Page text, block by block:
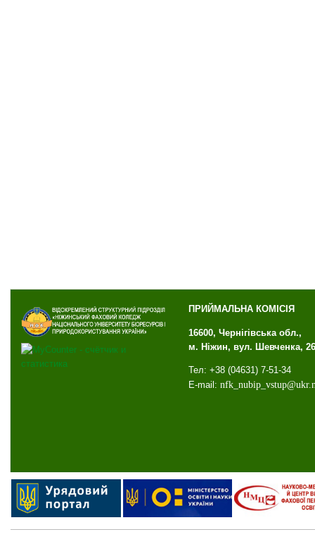
ПРИЙМАЛЬНА КОМІСІЯ
16600, Чернігівська обл.,
м. Ніжин, вул. Шевченка, 26
Тел: +38 (04631) 7-51-34
E-mail: nfk_ nubip_ vstup@ukr.